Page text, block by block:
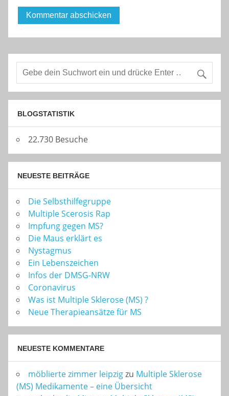
BLOGSTATISTIK
22.730 Besuche
NEUESTE BEITRÄGE
Die Selbsthilfegruppe
Multiple Scerosis Rap
Impfung gegen MS?
Die Maus erklärt es
Nystagmus
Ein Lebenszeichen
Infos der DMSG-NRW
Coronavirus
Was ist Multiple Sklerose (MS) ?
Neue Therapieansätze für MS
NEUESTE KOMMENTARE
möblierte zimmer leipzigzu Multiple Sklerose
(MS) Medikamente – eine Übersicht